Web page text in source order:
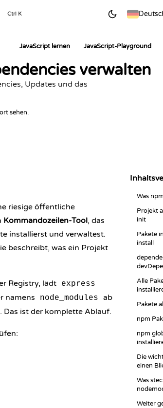
Ctrl K
JavaScript lernen JavaScript-Playground
verwalten
Updates und das
sehen.
riesige öffentliche
Kommandozeilen-Tool, das
installierst und verwaltest.
beschreibt, was ein Projekt
Registry, lädt express
namens node_modules
ab
Das ist der komplette Ablauf.
Was
Projekt
init
Pakete
install
Alle
Pakete
npm
npm
Die
einen
Was
Weiter